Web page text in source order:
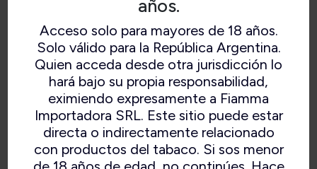
años.
Acceso solo para mayores de 18 años.
Solo válido para la República Argentina.
Quien acceda desde otra jurisdicción lo
hará bajo su propia responsabilidad,
eximiendo expresamente a Fiamma
Importadora SRL. Este sitio puede estar
directa o indirectamente relacionado
con productos del tabaco. Si sos menor